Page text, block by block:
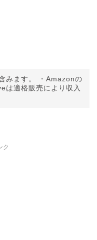
みます。 ・Amazonの
は適格販売により収入
ク